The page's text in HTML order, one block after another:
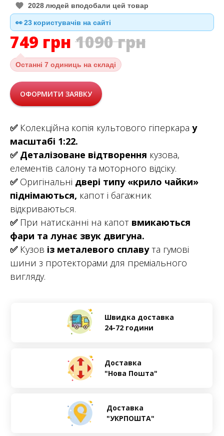
2028 людей вподобали цей товар
👀24 користувачів на сайті
749 грн 1090грн
Останні 7 одиниць на складі
ОФОРМИТИ ЗАЯВКУ
✅Колекційна копія культового гіперкара у
масштабі 1:22.
✅ Деталізоване відтворення кузова,
елементів салону та моторного відсіку.
✅Оригінальні двері типу «крило чайки»
піднімаються, капот і багажник
відкриваються.
✅При натисканні на капот вмикаються
фари та лунає звук двигуна.
✅Кузов із металевого сплавута гумові
шини з протекторами для преміального
вигляду.
Швидка доставка
24-72 години
Доставка
"Нова Пошта"
Доставка
"УКРПОШТА"